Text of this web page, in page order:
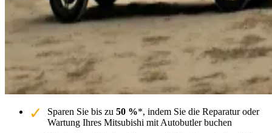
Sparen Sie bis zu 50 %*, indem Sie die Reparatur oder
Wartung Ihres Mitsubishi mit Autobutler buchen